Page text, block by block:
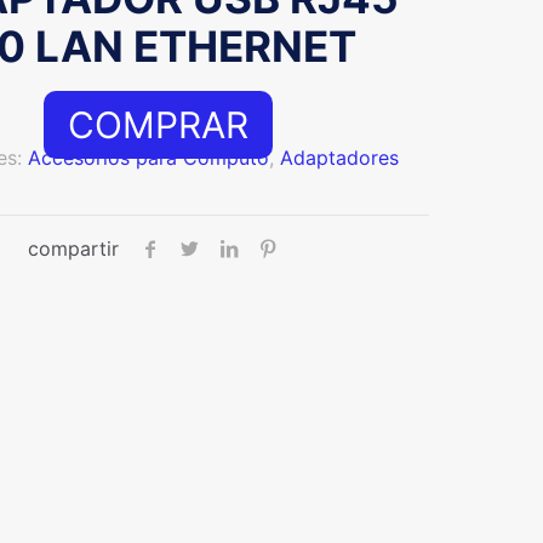
LAN ETHERNET
COMPRAR
Accesorios para Computo, Adaptadores
compartir